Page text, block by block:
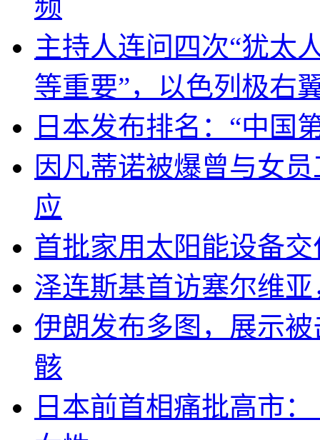
频
主持人连问四次“犹太
等重要”，以色列极右
日本发布排名：“中国
因凡蒂诺被爆曾与女
应
首批家用太阳能设备
泽连斯基首访塞尔维
伊朗发布多图，展示
骸
日本前首相痛批高市